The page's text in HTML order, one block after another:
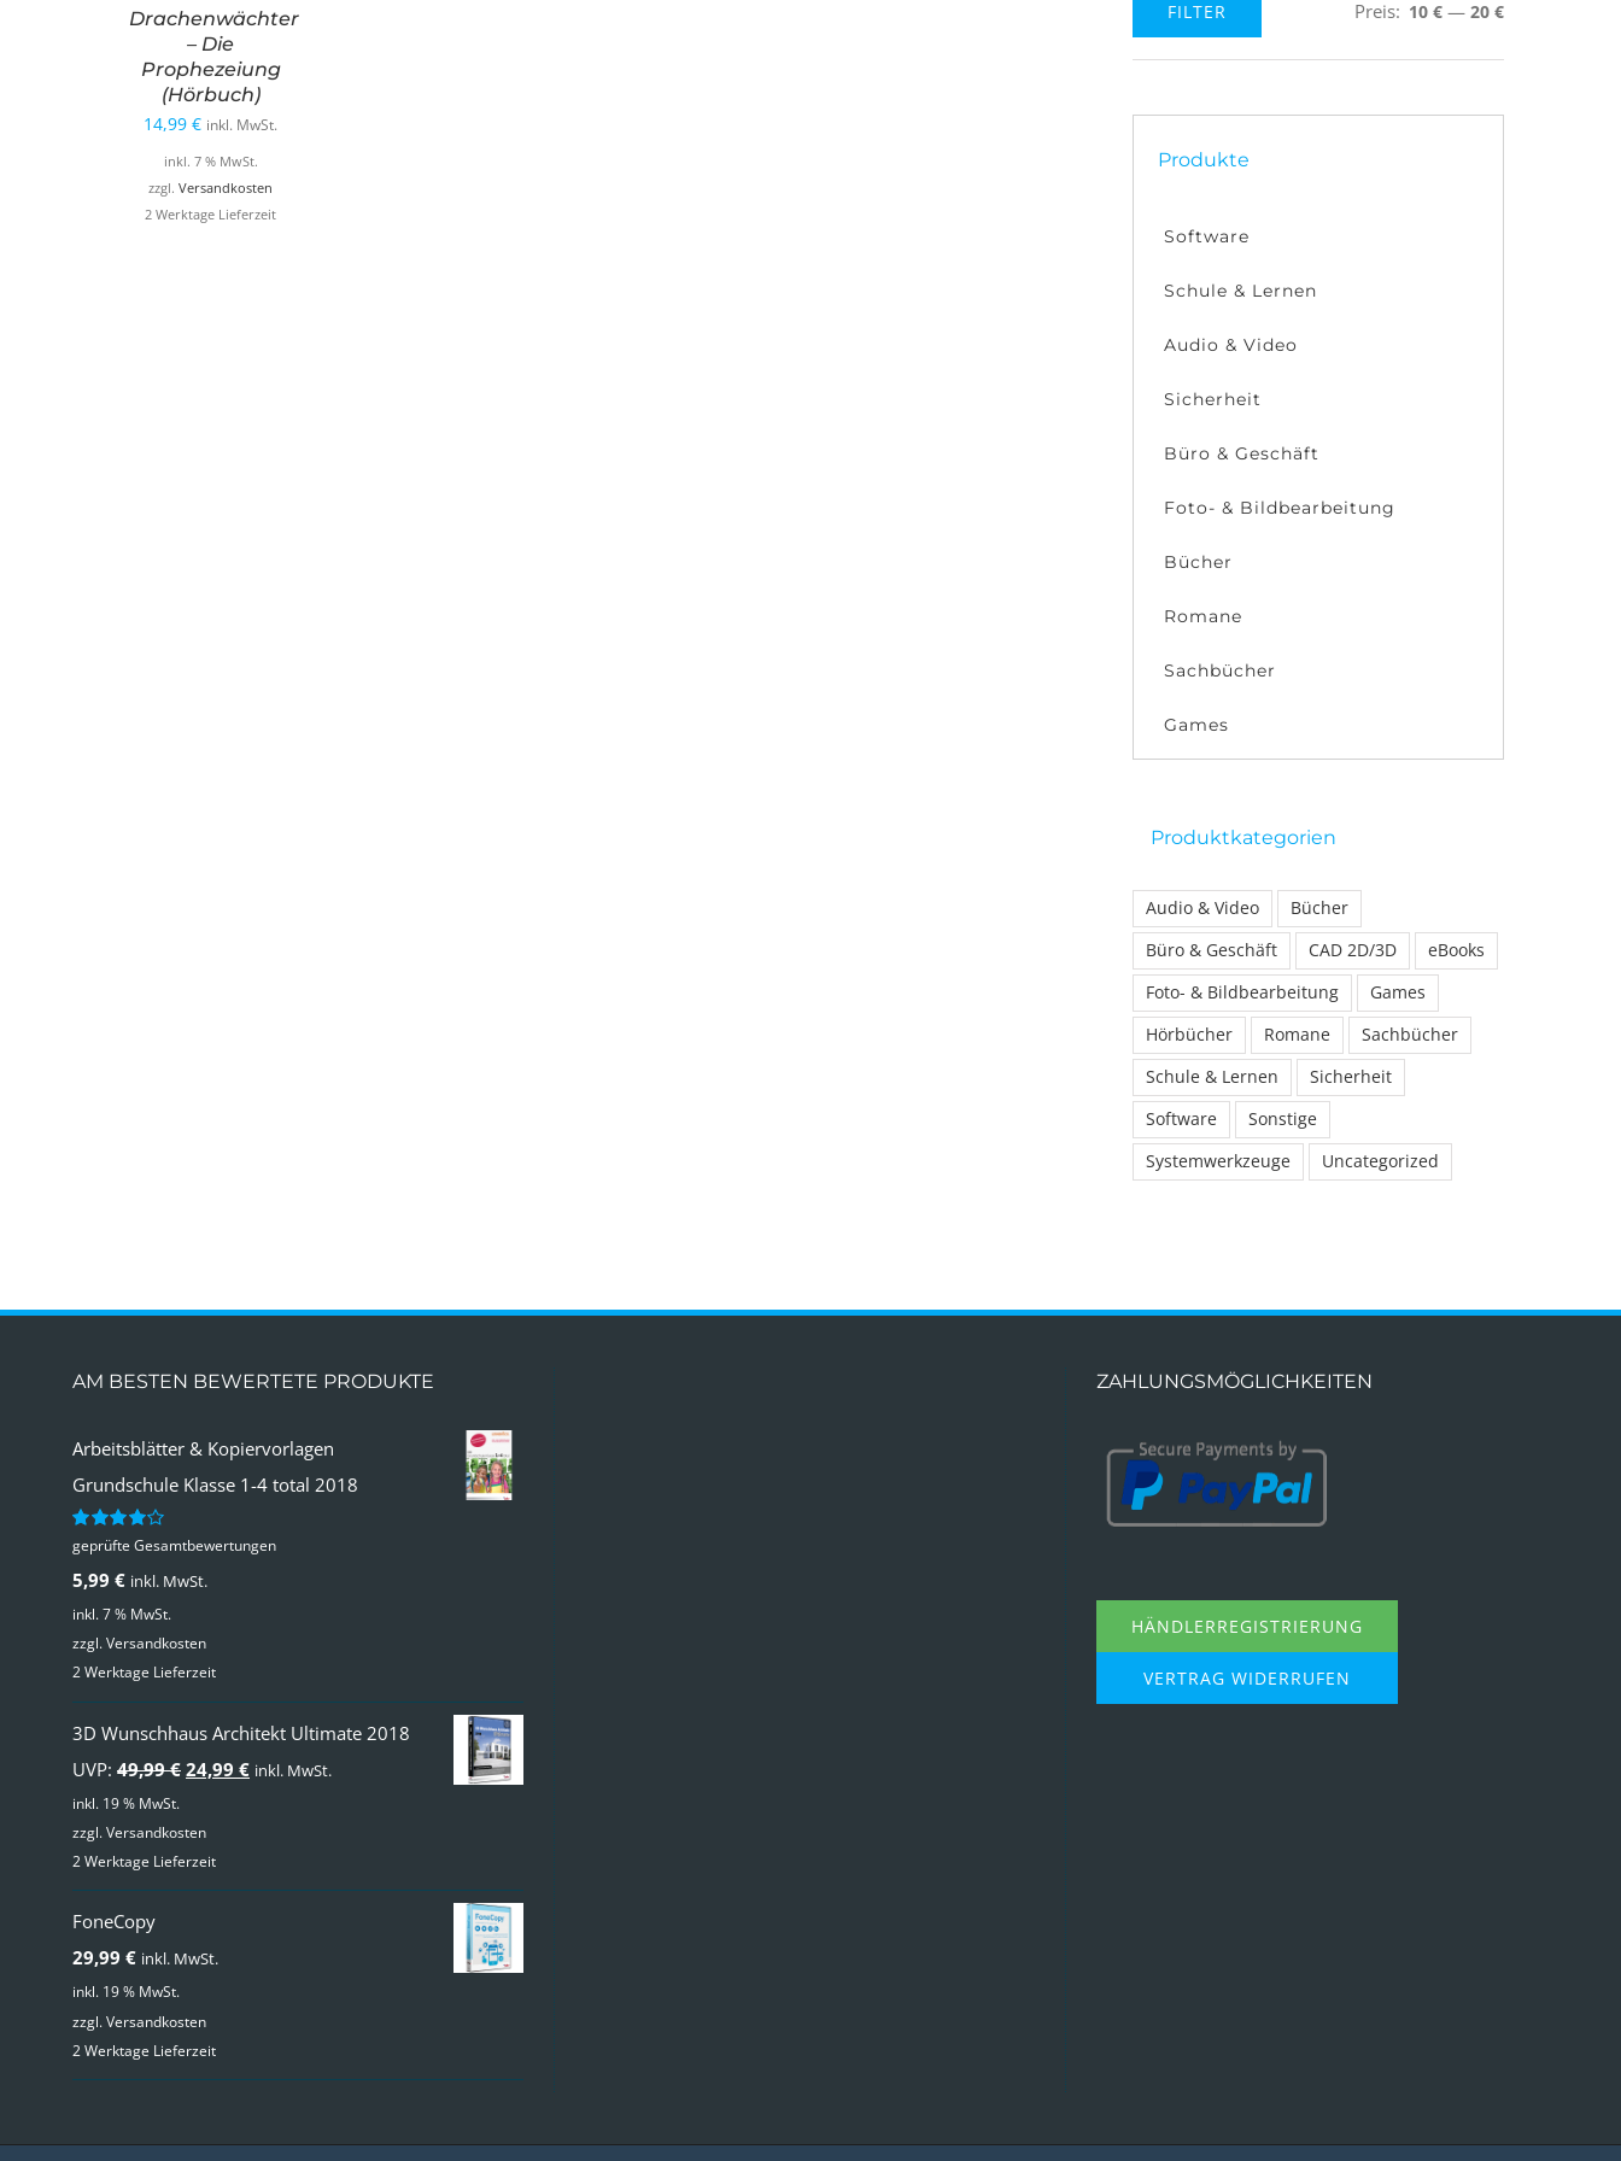
Drachenwächter
– Die
Prophezeiung
(Hörbuch)
14,99€ inkl. MwSt.
inkl. 7 % MwSt.
zzgl.Versandkosten
2 Werktage Lieferzeit
Preis
Preis
FILTER Preis: 10 € — 20 €
Produkte
Software
Schule & Lernen
Audio & Video
Sicherheit
Büro & Geschäft
Foto- & Bildbearbeitung
Bücher
Romane
Sachbücher
Games
Produktkategorien
Audio & Video
Bücher
Büro & Geschäft
CAD 2D/3D
eBooks
Foto- & Bildbearbeitung
Games
Hörbücher
Romane
Sachbücher
Schule & Lernen
Sicherheit
Software
Sonstige
Systemwerkzeuge
Uncategorized
AM BESTEN BEWERTETE PRODUKTE
Arbeitsblätter & Kopiervorlagen
Grundschule Klasse 1-4 total 2018
Bewertet
von 5
geprüfte Gesamtbewertungen
5,99 € inkl. MwSt.
inkl. 7 % MwSt.
zzgl.Versandkosten
2 Werktage Lieferzeit
3D Wunschhaus Architekt Ultimate 2018
UVP: 49,99€ Ursprünglicher
war:
24,99 €Aktueller
inkl. MwSt.
inkl. 19 % MwSt.
zzgl.Versandkosten
2 Werktage Lieferzeit
FoneCopy
29,99 € inkl. MwSt.
inkl. 19 % MwSt.
zzgl.Versandkosten
2 Werktage Lieferzeit
ZAHLUNGSMÖGLICHKEITEN
HÄNDLERREGISTRIERUNG
VERTRAG WIDERRUFEN